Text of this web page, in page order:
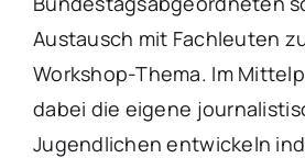
Austausch mit Fachleuten
Workshop-Thema. Im
dabei die eigene
Jugendlichen entwickeln